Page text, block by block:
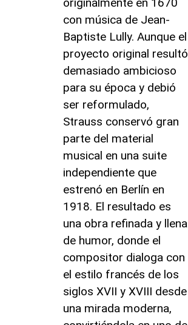
con música de Jean-
Baptiste Lully. Aunque el
proyecto original resultó
demasiado ambicioso
para su época y debió
ser reformulado,
Strauss conservó gran
parte del material
musical en una suite
independiente que
estrenó en Berlín en
1918. El resultado es
una obra refinada y llena
de humor, donde el
compositor dialoga con
el estilo francés de los
siglos XVII y XVIII desde
una mirada moderna,